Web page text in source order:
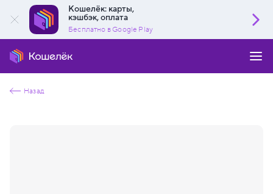
Кошелёк: карты,
кэшбэк, оплата
Бесплатно в Google Play
Назад